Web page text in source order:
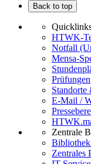
Back to top
HTWK-
Notfall
Mensa-
Prüfungen
Standorte
E-Mail /
Zentrale
Zentrales